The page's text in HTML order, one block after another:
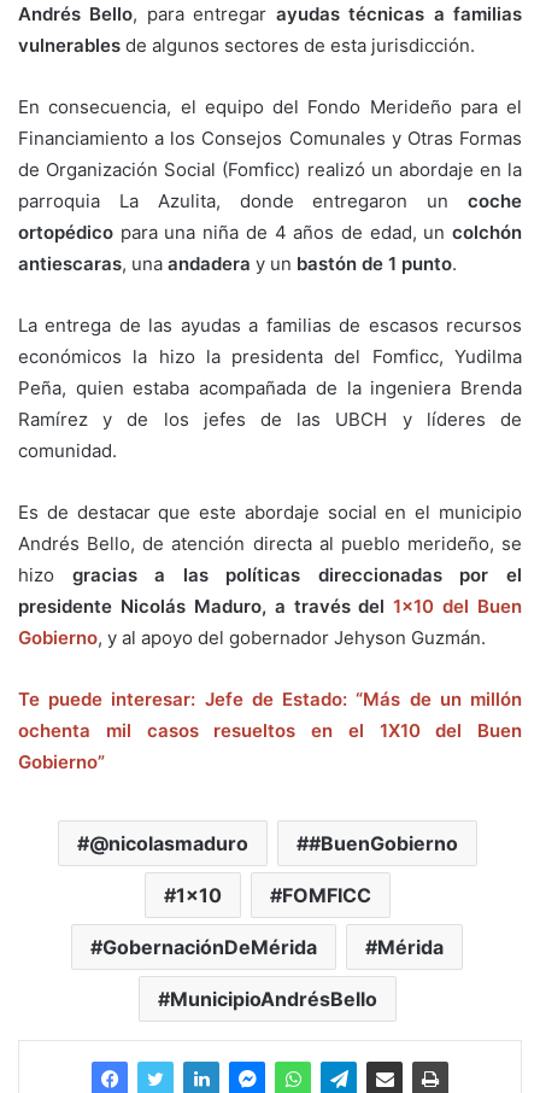
Andrés Bello, para entregar ayudas técnicas a familias
vulnerables de algunos sectores de esta jurisdicción.
En consecuencia, el equipo del Fondo Merideño para el
Financiamiento a los Consejos Comunales y Otras Formas
de Organización Social (Fomficc) realizó un abordaje en la
parroquia La Azulita, donde entregaron un coche
ortopédico para una niña de 4 años de edad, un colchón
antiescaras, una andadera y un bastón de 1 punto.
La entrega de las ayudas a familias de escasos recursos
económicos la hizo la presidenta del Fomficc, Yudilma
Peña, quien estaba acompañada de la ingeniera Brenda
Ramírez y de los jefes de las UBCH y líderes de
comunidad.
Es de destacar que este abordaje social en el municipio
Andrés Bello, de atención directa al pueblo merideño, se
hizo gracias a las políticas direccionadas por el
presidente Nicolás Maduro, a través del1×10 del Buen
Gobierno, y al apoyo del gobernador Jehyson Guzmán.
Te puede interesar: Jefe de Estado: “Más de un millón
ochenta mil casos resueltos en el 1X10 del Buen
Gobierno”
@nicolasmaduro #BuenGobierno
1x10 FOMFICC
GobernaciónDeMérida Mérida
MunicipioAndrésBello